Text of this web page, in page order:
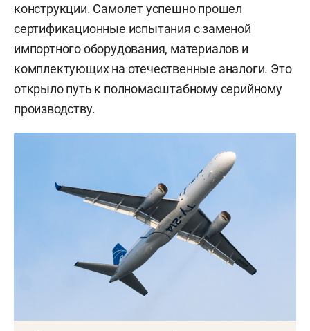
конструкции. Самолет успешно прошел
сертификационные испытания с заменой
импортного оборудования, материалов и
комплектующих на отечественные аналоги. Это
открыло путь к полномасштабному серийному
производству.